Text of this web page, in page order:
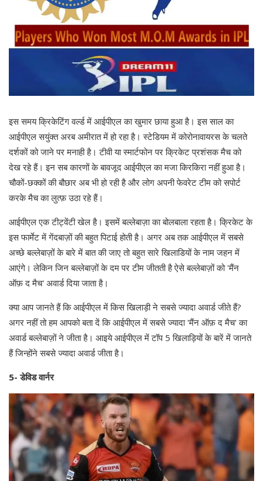
इस समय क्रिकेटिंग वर्ल्ड में आईपीएल का खुमार छाया हुआ है। इस साल का
आईपीएल सयुंक्त अरब अमीरात में हो रहा है। स्टेडियम में कोरोनावायरस के चलते
दर्शकों को जाने पर मनाही है। टीवी या स्मार्टफोन पर क्रिकेट प्रशंसक मैच को
देख रहे हैं। इन सब कारणों के बावजूद आईपीएल का मजा किरकिरा नहीं हुआ है।
चौकों-छक्कों की बौछार अब भी हो रही है और लोग अपनी फेवरेट टीम को सपोर्ट
करके मैच का लुत्फ़ उठा रहे हैं।
आईपीएल एक टीट्वेंटी खेल है। इसमें बल्लेबाज़ा का बोलबाला रहता है। क्रिकेट के
इस फार्मेट में गेंदबाज़ों की बहुत पिटाई होती है। अगर अब तक आईपीएल में सबसे
अच्छे बल्लेबाज़ों के बारे में बात की जाए तो बहुत सारे खिलाडियों के नाम जहन में
आएंगे। लेकिन जिन बल्लेबाज़ों के दम पर टीम जीतती है ऐसे बल्लेबाज़ों को 'मैंन
ऑफ़ द मैच' अवार्ड दिया जाता है।
क्या आप जानते हैं कि आईपीएल में किस खिलाड़ी ने सबसे ज्यादा अवार्ड जीते हैं?
अगर नहीं तो हम आपको बता दें कि आईपीएल में सबसे ज्यादा 'मैंन ऑफ़ द मैच' का
अवार्ड बल्लेबाज़ों ने जीता है। आइये आईपीएल में टॉप 5 खिलाड़ियों के बारें में जानते
हैं जिन्होंने सबसे ज्यादा अवार्ड जीता है।
5- डेविड वार्नर